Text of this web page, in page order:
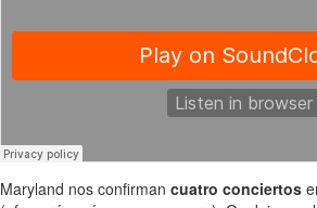
Maryland nos confirman cuatro conciertos